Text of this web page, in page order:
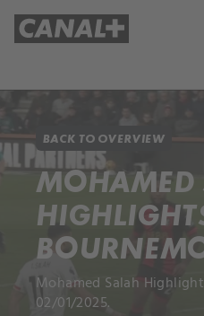
BACK TO OVERVIEW
MOHAMED
Mohamed Salah
02/01/2025.